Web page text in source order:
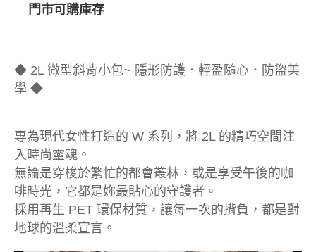
門市可購庫存
◆ 2L 微型斜背小包~ 隱形防護．輕盈隨心．防盜美
學 ◆
專為現代女性打造的 W 系列，將 2L 的精巧空間注
入時尚靈魂。
無論是穿梭於繁忙的都會叢林，或是享受午後的咖
啡時光，它都是妳最貼心的守護者。
採用再生 PET 環保材質，讓每一次的揹負，都是對
地球的溫柔宣言。